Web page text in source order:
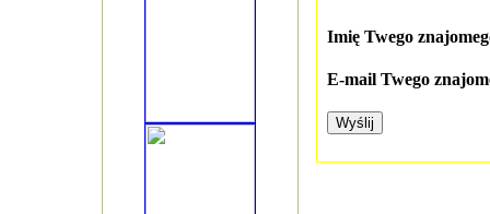
Imię Twego
E-mail Twego